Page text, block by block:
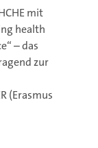
mit
health
– das
zur
(Erasmus